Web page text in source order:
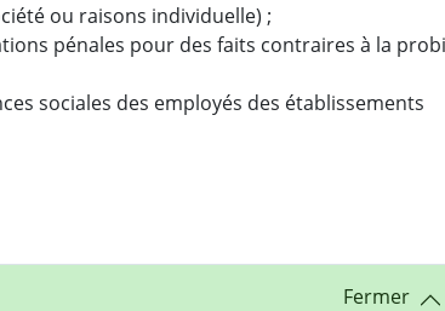
ou raisons individuelle) ;
pénales pour des faits contraires à la
sociales des employés des établissements